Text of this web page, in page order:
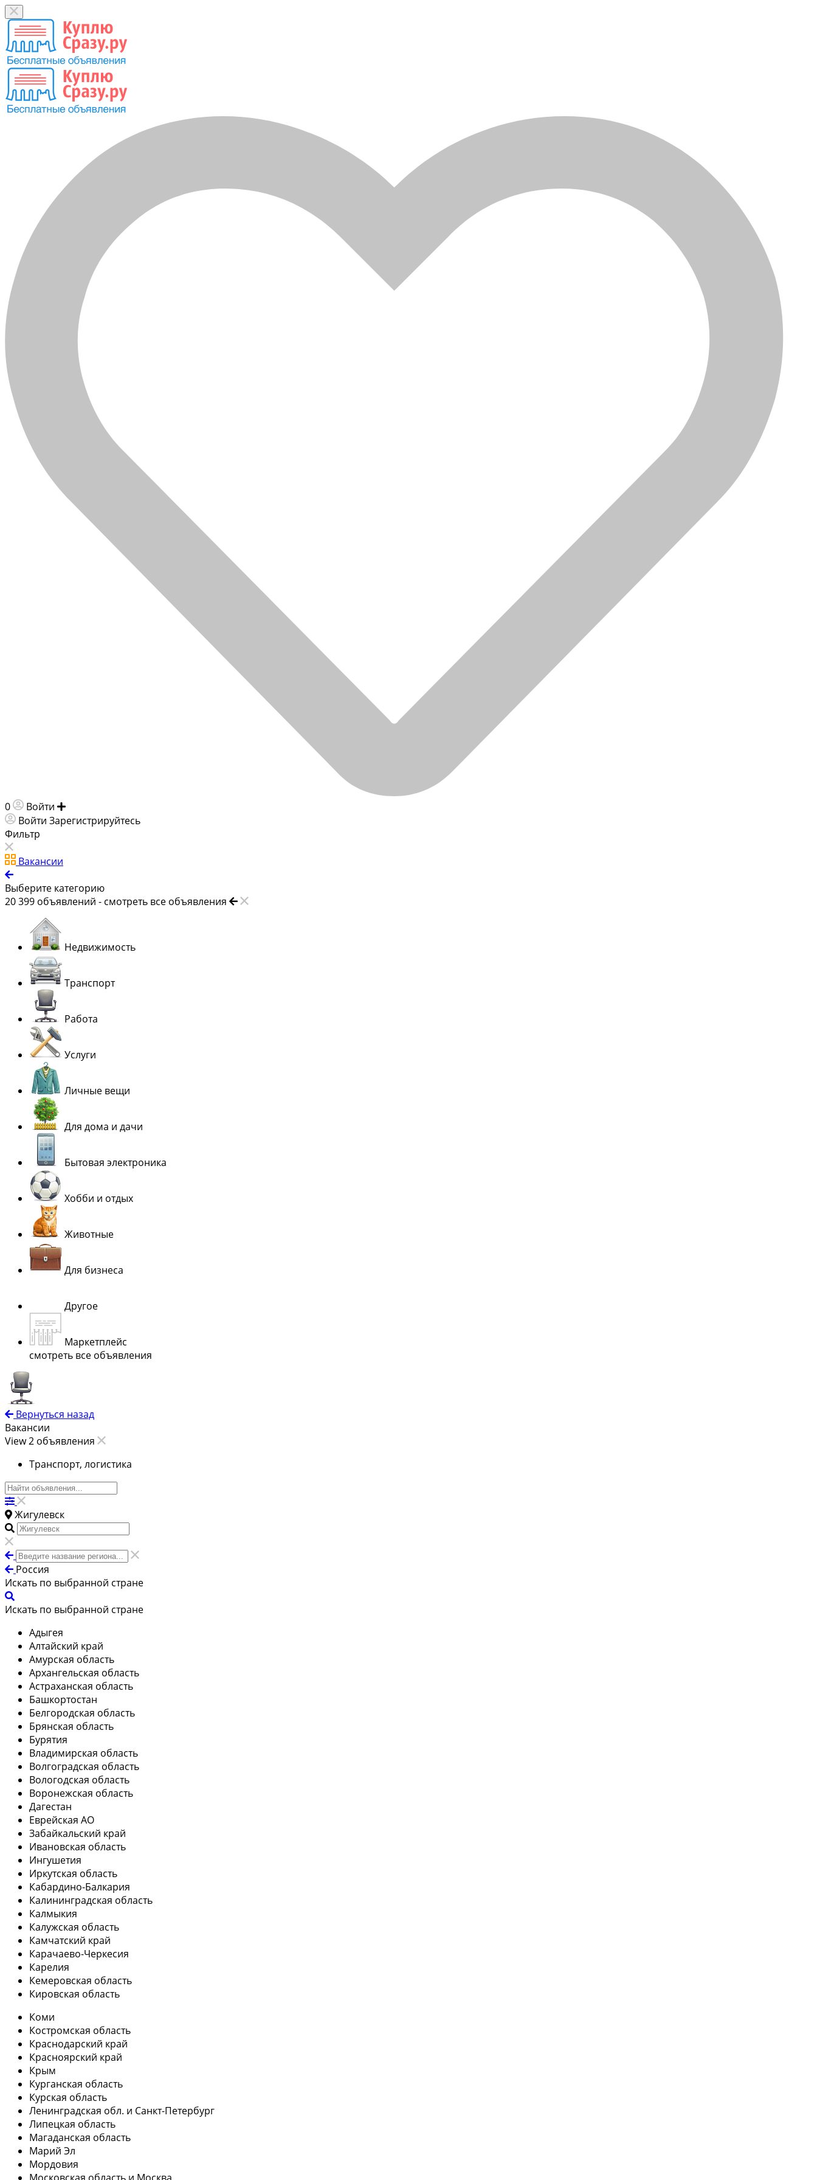
0 Войти
Войти Зарегистрируйтесь
Фильтр
Вакансии
Выберите категорию
20 399 объявлений - смотреть все объявления
Недвижимость
Транспорт
Работа
Услуги
Личные вещи
Для дома и дачи
Бытовая электроника
Хобби и отдых
Животные
Для бизнеса
Другое
Маркетплейс
смотреть все объявления
Вернуться назад
Вакансии
View 2 объявления
Транспорт, логистика
Жигулевск
Россия
Искать по выбранной стране
Искать по выбранной стране
Адыгея
Алтайский край
Амурская область
Архангельская область
Астраханская область
Башкортостан
Белгородская область
Брянская область
Бурятия
Владимирская область
Волгоградская область
Вологодская область
Воронежская область
Дагестан
Еврейская АО
Забайкальский край
Ивановская область
Ингушетия
Иркутская область
Кабардино-Балкария
Калининградская область
Калмыкия
Калужская область
Камчатский край
Карачаево-Черкесия
Карелия
Кемеровская область
Кировская область
Коми
Костромская область
Краснодарский край
Красноярский край
Крым
Курганская область
Курская область
Ленинградская обл. и Санкт-Петербург
Липецкая область
Магаданская область
Марий Эл
Мордовия